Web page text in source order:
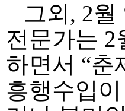
그외, 2월
전문가는
하면서 “춘
흥행수입